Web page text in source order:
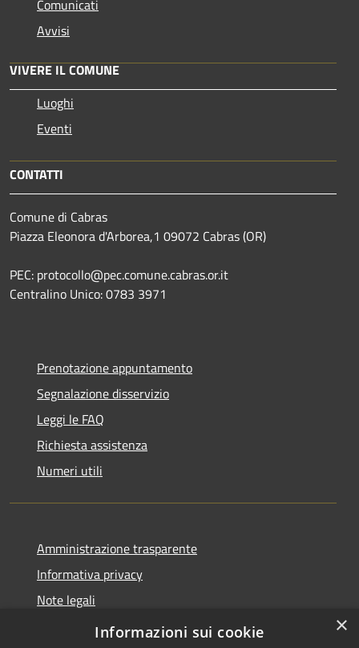
Comunicati
Avvisi
VIVERE IL COMUNE
Luoghi
Eventi
CONTATTI
Comune di Cabras
Piazza Eleonora d'Arborea,1 09072 Cabras (OR)
PEC: protocollo@pec.comune.cabras.or.it
Centralino Unico: 0783 3971
Prenotazione appuntamento
Segnalazione disservizio
Leggi le FAQ
Richiesta assistenza
Numeri utili
Amministrazione trasparente
Informativa privacy
Note legali
Dichiarazione di accessibilità
×
Informazioni sui cookie